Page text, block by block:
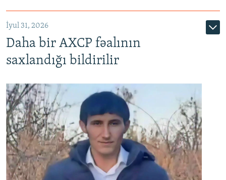
İyul 31, 2026
Daha bir AXCP fəalının
saxlandığı bildirilir